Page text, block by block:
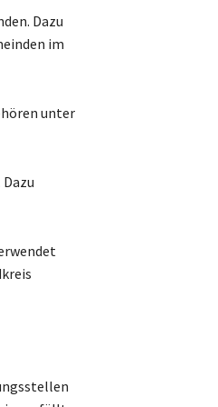
Dazu
im
unter